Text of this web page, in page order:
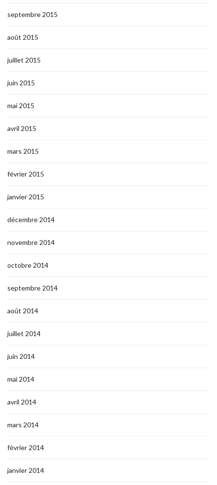
septembre 2015
août 2015
juillet 2015
juin 2015
mai 2015
avril 2015
mars 2015
février 2015
janvier 2015
décembre 2014
novembre 2014
octobre 2014
septembre 2014
août 2014
juillet 2014
juin 2014
mai 2014
avril 2014
mars 2014
février 2014
janvier 2014